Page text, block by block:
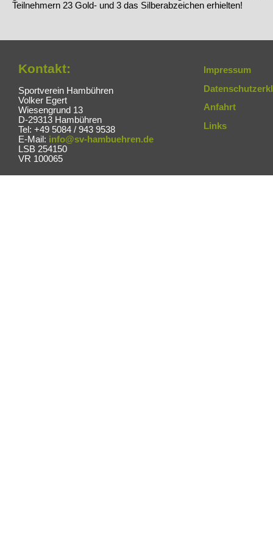
Teilnehmern 23 Gold- und 3 das Silberabzeichen erhielten!
Kontakt:
Sportverein Hambühren
Volker Egert
Wiesengrund 13
D-29313 Hambühren
Tel: +49 5084 / 943 9538
E-Mail: info@sv-hambuehren.de
LSB 254150
VR 100065
Impressum
Anfahrt
Links